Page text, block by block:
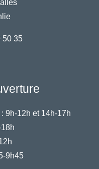
50 35
9h-12h et 14h-17h
9h45